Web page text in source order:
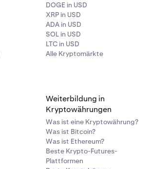
DOGE in USD
XRP in USD
ADA in USD
SOL in USD
LTC in USD
Alle Kryptomärkte
Weiterbildung in
Kryptowährungen
Was ist eine Kryptowährung?
Was ist Bitcoin?
Was ist Ethereum?
Beste Krypto-Futures-
Plattformen